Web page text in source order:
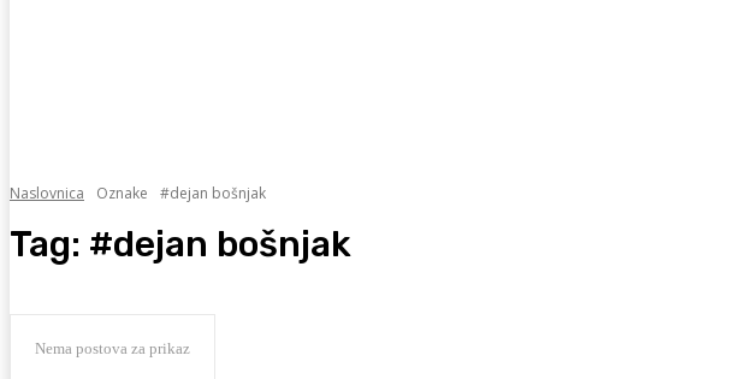
Naslovnica Oznake #dejan bošnjak
Tag: #dejan bošnjak
Nema postova za prikaz